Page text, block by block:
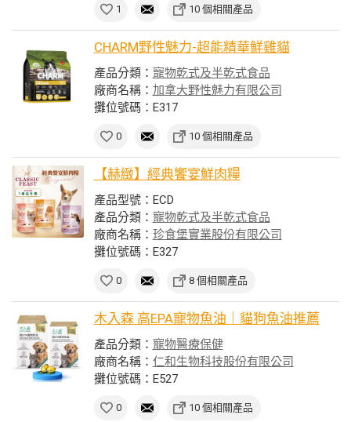
1 10 個相關產品
CHARM野性魅力-超能精華鮮雞貓
產品分類： 寵物乾式及半乾式食品
廠商名稱： 加拿大野性魅力有限公司
攤位號碼：E317
0 10 個相關產品
【赫緻】經典饗宴鮮肉糧
產品型號：ECD
產品分類： 寵物乾式及半乾式食品
廠商名稱： 珍食堡實業股份有限公司
攤位號碼：E327
0 8 個相關產品
木入森 高EPA寵物魚油｜貓狗魚油推薦
產品分類： 寵物醫療保健
廠商名稱： 仁和生物科技股份有限公司
攤位號碼：E527
0 10 個相關產品